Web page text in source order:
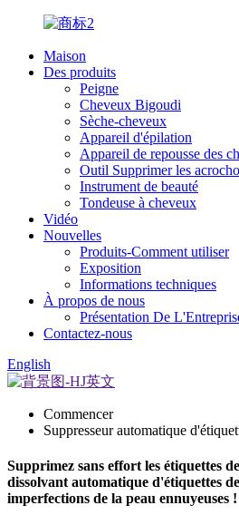
Maison
Des produits
Peigne
Cheveux Bigoudi
Sèche-cheveux
Appareil d'épilation
Appareil de repousse des
Outil Supprimer les
Instrument de beauté
Tondeuse à cheveux
Vidéo
Nouvelles
Produits-Comment utiliser
Exposition
Informations techniques
À propos de nous
Présentation De
Contactez-nous
English
Commencer
Suppresseur automatique
Supprimez sans effort les étiquettes
dissolvant automatique d'étiquettes
imperfections de la peau ennuyeuses !